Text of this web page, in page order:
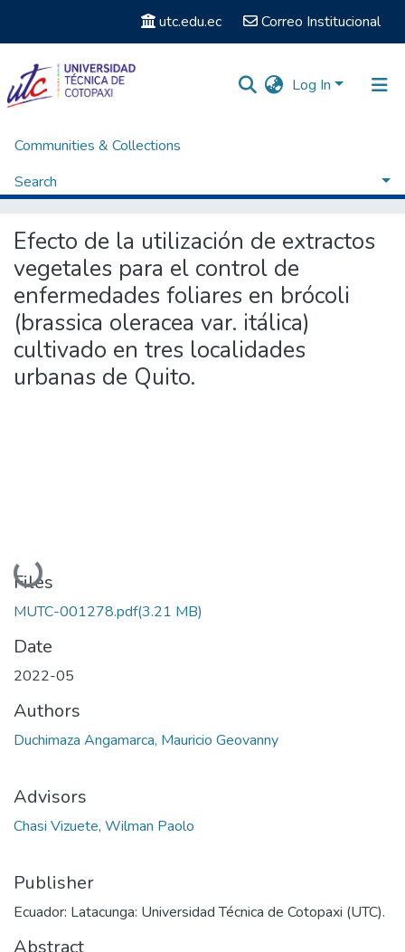
utc.edu.ec Correo Institucional
Log In
Communities & Collections
Search
Home Posgrados
Maestría en Sanidad Vegetal
Efecto de la utilización de extractos vegetales para el control de enfermedades foliares en brócoli (brassica oleracea var. itálica) cultivado en tres localidades urbanas de Quito.
Efecto de la utilización de extractos
vegetales para el control de
enfermedades foliares en brócoli
(brassica oleracea var. itálica)
cultivado en tres localidades
urbanas de Quito.
Loading...
Files
MUTC-001278.pdf(3.21 MB)
Date
2022-05
Authors
Duchimaza Angamarca, Mauricio Geovanny
Advisors
Chasi Vizuete, Wilman Paolo
Publisher
Ecuador: Latacunga: Universidad Técnica de Cotopaxi (UTC).
Abstract